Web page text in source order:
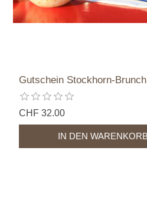
Gutschein Stockhorn-Brunch
CHF 32.00